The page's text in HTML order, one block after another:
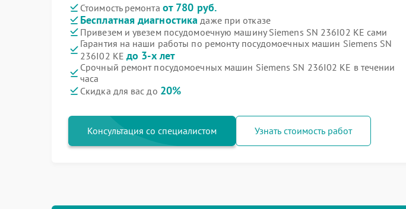
Стоимость ремонта от 780 руб.
Бесплатная диагностика даже при отказе
Привезем и увезем посудомоечную машину Siemens SN 236I02 KE сами
Гарантия на наши работы по ремонту посудомоечных машин Siemens SN
236I02 KE до 3-х лет
Срочный ремонт посудомоечных машин Siemens SN 236I02 KE в течении
часа
Скидка для вас до 20%
Консультация со специалистом Узнать стоимость работ